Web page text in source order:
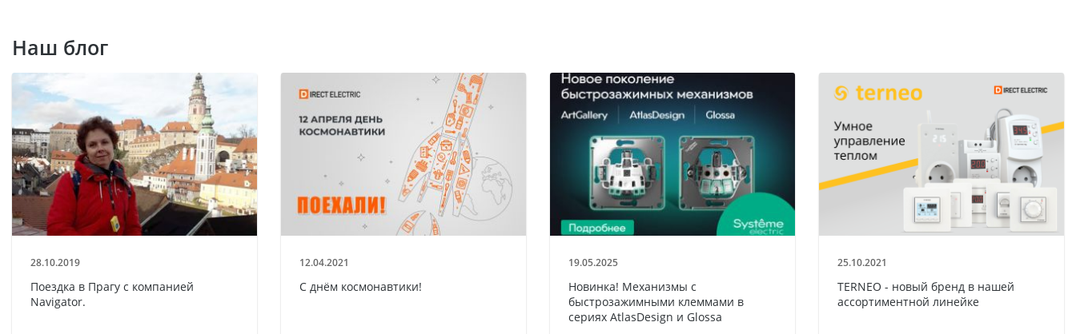
Наш блог
28.10.2019
Поездка в Прагу с компанией
Navigator.
12.04.2021
С днём космонавтики!
19.05.2025
Новинка! Механизмы с
быстрозажимными клеммами в
сериях AtlasDesign и Glossa
25.10.2021
TERNEO - новый бренд в нашей
ассортиментной линейке